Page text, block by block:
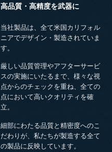
高品質・高精度を武器に
当社製品は、全て米国カリフォル
ニアでデザイン・製造されていま
す。
厳しい品質管理やアフターサービ
スの実施にいたるまで、様々な視
点からのチェックを重ね、全ての
点において高いクオリティを確
立。
細部にわたる品質と精密度へのこ
だわりが、私たちが製造する全て
の製品に反映しています。